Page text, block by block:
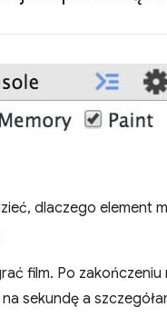
dlaczego element
film. Po
sekundę a